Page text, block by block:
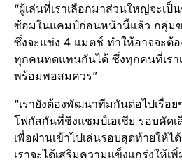
“ผู้เล่นที่เราเลือกมาส่วนใหญ่จะเ
ซ้อมในแคมป์ก่อนหน้านี้แล้ว กลุ่ม
ซึ่งจะแข่ง 4 แมตช์ ทำให้อาจจะต้อ
ทุกคนทดแทนกันได้ ซึ่งทุกคนที่เรา
พร้อมพอสมควร”
“เรายังต้องพัฒนาทีมกันต่อไปเรื่อย
โฟกัสกันที่ชิงแชมป์เอเชีย รอบคัด
เพื่อผ่านเข้าไปเล่นรอบสุดท้ายให้ไ
เราจะได้เสริมความแข็งแกร่งให้เ